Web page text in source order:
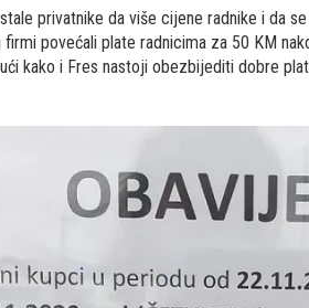
privatnike da više cijene radnike i da
povećali plate radnicima za 50 KM
kako i Fres nastoji obezbijediti dobre